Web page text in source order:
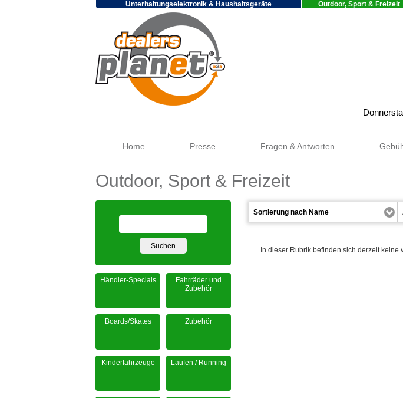
Unterhaltungselektronik & Haushaltsgeräte Outdoor, Sport & Freizeit
Home Presse Fragen & Antworten
Outdoor, Sport & Freizeit
In dieser Rubrik befinden sich derzeit keine
Händler-Specials
Fahrräder und
Zubehör
Boards/Skates Zubehör
Kinderfahrzeuge Laufen / Running